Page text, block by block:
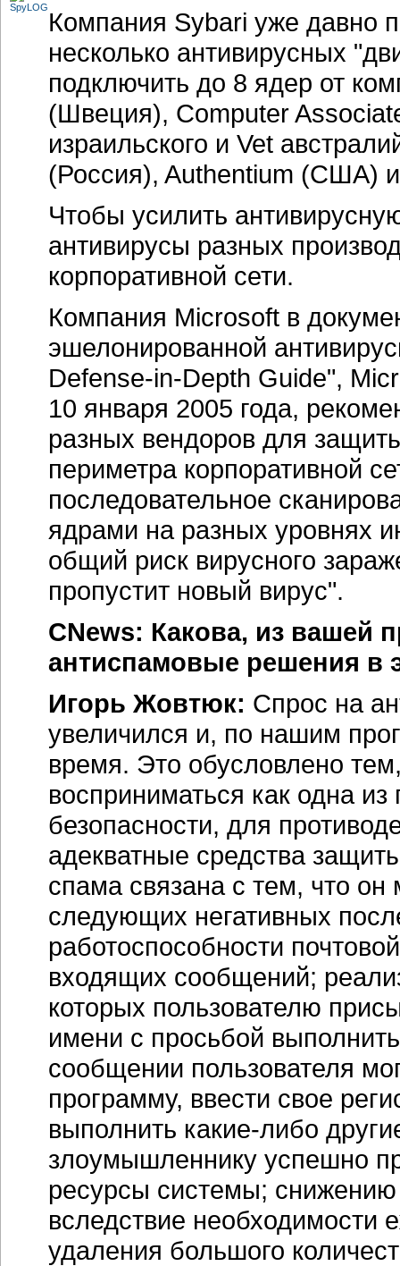
Компания Sybari уже давно
несколько антивирусных
подключить до 8 ядер от
(Швеция), Computer
израильского и Vet
(Россия), Authentium (США)
Чтобы усилить
антивирусы разных
корпоративной сети.
Компания Microsoft в
эшелонированной
Defense-in-Depth Guide",
10 января 2005 года,
разных вендоров для
периметра корпоративной
последовательное
ядрами на разных уровнях
общий риск вирусного
пропустит новый вирус".
CNews: Какова, из вашей
антиспамовые решения в
Игорь Жовтюк: Спрос на
увеличился и, по нашим
время. Это обусловлено
восприниматься как одна
безопасности, для
адекватные средства
спама связана с тем, что
следующих негативных
работоспособности
входящих сообщений;
которых пользователю
имени с просьбой
сообщении пользователя
программу, ввести свое
выполнить какие-либо
злоумышленнику успешно
ресурсы системы; снижению
вследствие необходимости
удаления большого